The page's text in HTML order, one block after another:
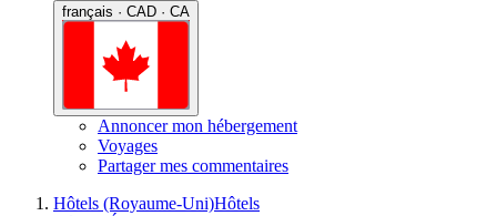
français · CAD · CA
Annoncer mon hébergement
Voyages
Partager mes commentaires
Hôtels (Royaume-Uni)Hôtels